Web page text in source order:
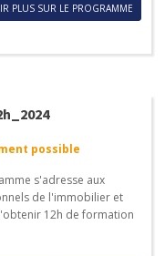
PLUS SUR LE PROGRAMME
possible
s'adresse aux
de l'immobilier et
12h de formation